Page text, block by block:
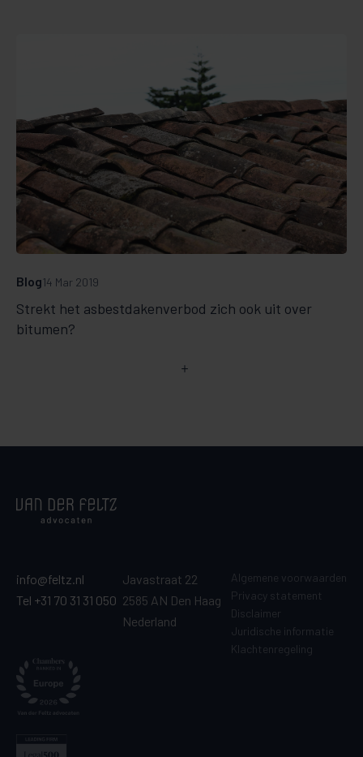
Strekt het asbestdakenverbod zich ook uit over
bitumen?
Blog14 Mar 2019
info@feltz.nl
Tel +31 70 31 31 050
Javastraat 22
2585 AN Den Haag
Nederland
Algemene voorwaarden
Privacy statement
Disclaimer
Juridische informatie
Klachtenregeling